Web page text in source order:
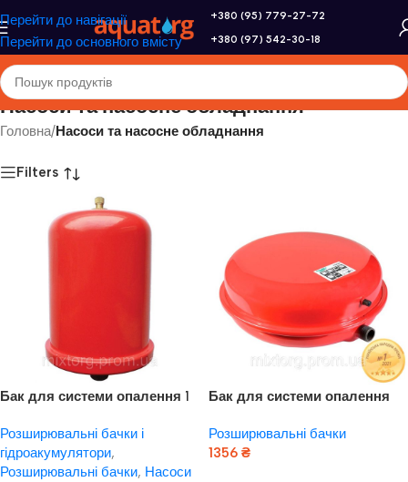
Перейти до навігації
Перейти до основного вмісту
+380 (95) 779-27-72
+380 (97) 542-30-18
Насоси та насосне обладнання
Головна/Насоси та насосне обладнання
Filters
Бак для системи опалення 1
Розширювальні бачки і
гідроакумулятори,
Розширювальні бачки, Насоси
Бак для системи опалення
(779133)
Розширювальні бачки
1356 ₴